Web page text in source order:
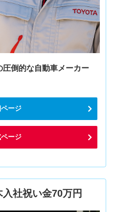
倒的な自動車メーカー
ージ
ージ
入社祝い金70万円